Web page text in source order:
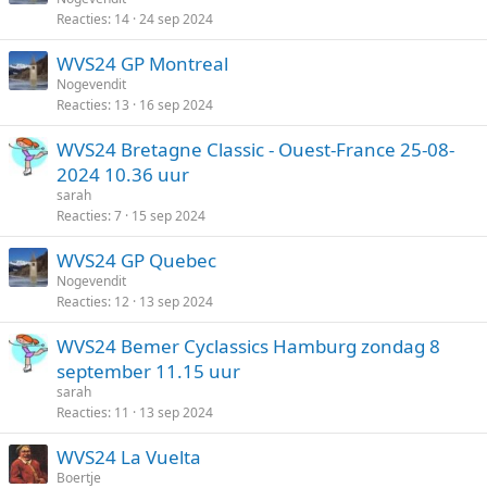
Reacties 14 24 sep 2024
WVS24 GP Montreal
Nogevendit
Reacties 13 16 sep 2024
WVS24 Bretagne Classic - Ouest-France 25-08-
2024 10.36 uur
sarah
Reacties 7 15 sep 2024
WVS24 GP Quebec
Nogevendit
Reacties 12 13 sep 2024
WVS24 Bemer Cyclassics Hamburg zondag 8
september 11.15 uur
sarah
Reacties 11 13 sep 2024
WVS24 La Vuelta
Boertje